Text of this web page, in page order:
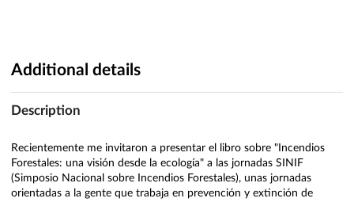
Additional details
Description
Recientemente me invitaron a presentar el libro sobre "Incendios
Forestales: una visión desde la ecología" a las jornadas SINIF
(Simposio Nacional sobre Incendios Forestales), unas jornadas
orientadas a la gente que trabaja en prevención y extinción de